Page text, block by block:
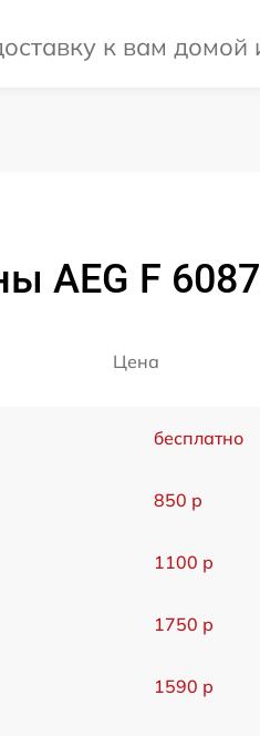
к вам домой
AEG F
Цена
бесплатно
850 р
1100 р
1750 р
1590 р